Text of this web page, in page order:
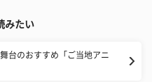
みたい
台のおすすめ「ご当地アニ